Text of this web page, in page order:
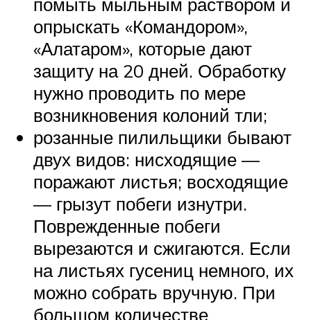
опрыскать «Командором»,
«Алатаром», которые дают
защиту на 20 дней. Обработку
нужно проводить по мере
возникновения колоний тли;
розанные пилильщики бывают
двух видов: нисходящие —
поражают листья; восходящие
— грызут побеги изнутри.
Поврежденные побеги
вырезаются и сжигаются. Если
на листьях гусениц немного, их
можно собрать вручную. При
большом количестве